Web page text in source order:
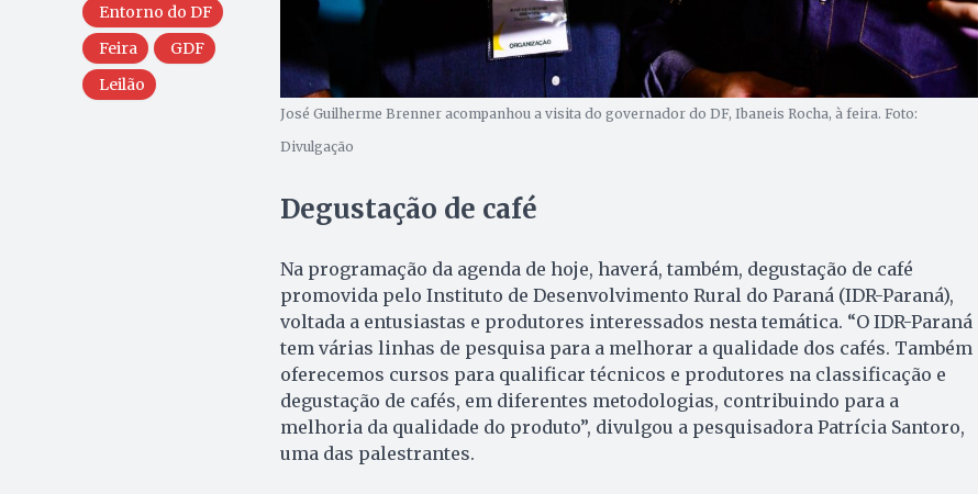
Entorno do DF
Feira
GDF
Leilão
José Guilherme Brenner acompanhou a visita do governador do DF, Ibaneis Rocha, à feira. Foto:
Divulgação
Degustação de café
Na programação da agenda de hoje, haverá, também, degustação de café
promovida pelo Instituto de Desenvolvimento Rural do Paraná (IDR-Paraná),
voltada a entusiastas e produtores interessados nesta temática. “O IDR-Paraná
tem várias linhas de pesquisa para a melhorar a qualidade dos cafés. Também
oferecemos cursos para qualificar técnicos e produtores na classificação e
degustação de cafés, em diferentes metodologias, contribuindo para a
melhoria da qualidade do produto”, divulgou a pesquisadora Patrícia Santoro,
uma das palestrantes.